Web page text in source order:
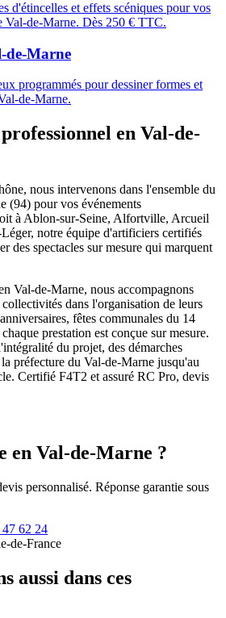
d'étincelles et effets scéniques pour vos
Val-de-Marne. Dès 250 € TTC.
de-Marne
programmés pour dessiner formes et
de-Marne.
en Val-de-
nous intervenons dans l'ensemble du
(94) pour vos événements
à Ablon-sur-Seine, Alfortville, Arcueil
, notre équipe d'artificiers certifiés
des spectacles sur mesure qui marquent
Val-de-Marne, nous accompagnons
dans l'organisation de leurs
fêtes communales du 14
prestation est conçue sur mesure.
du projet, des démarches
préfecture du Val-de-Marne jusqu'au
Certifié F4T2 et assuré RC Pro, devis
en Val-de-Marne ?
personnalisé. Réponse garantie sous
62 24
de-France
aussi dans ces